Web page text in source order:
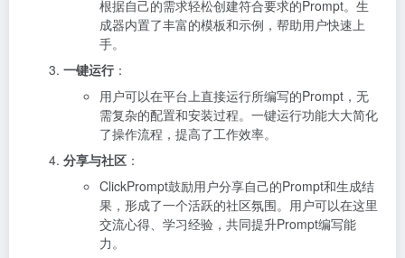
根据自己的需求轻松创建符合要求的Prompt。生
成器内置了丰富的模板和示例，帮助用户快速上
手。
一键运行 ：
用户可以在平台上直接运行所编写的Prompt，无
需复杂的配置和安装过程。一键运行功能大大简化
了操作流程，提高了工作效率。
分享与社区 ：
ClickPrompt鼓励用户分享自己的Prompt和生成结
果，形成了一个活跃的社区氛围。用户可以在这里
交流心得、学习经验，共同提升Prompt编写能
力。